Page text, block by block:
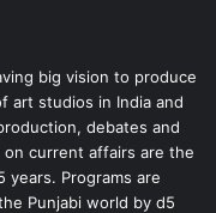
big vision to produce
art studios in India and
debates and
current affairs are the
Programs are
Punjabi world by d5